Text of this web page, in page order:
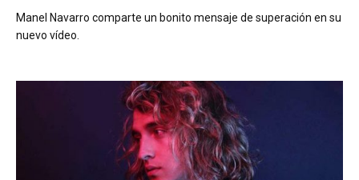
Manel Navarro comparte un bonito mensaje de superación en su
nuevo vídeo.